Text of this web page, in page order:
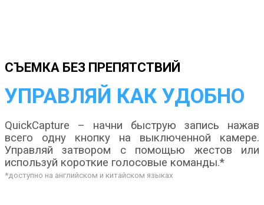
СЪЕМКА БЕЗ ПРЕПЯТСТВИЙ
УПРАВЛЯЙ КАК УДОБНО
QuickCapture – начни быструю запись нажав
всего одну кнопку на выключенной камере.
Управляй затвором с помощью жестов или
используй короткие голосовые команды.*
*доступно на английском и китайском языках